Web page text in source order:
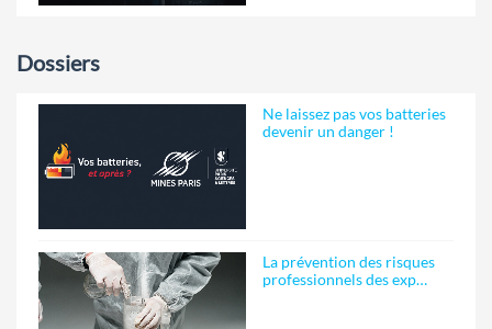
Dossiers
Ne laissez pas vos batteries
devenir un danger !
La prévention des risques
professionnels des exp…